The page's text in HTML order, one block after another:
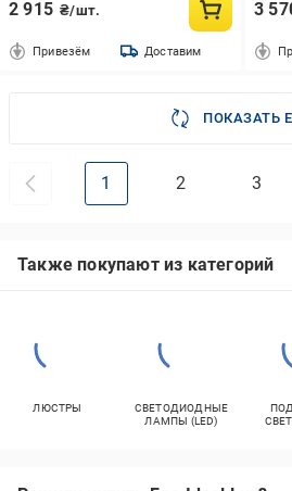
2 915 ₴/шт.
Привезём Доставим
3
ПОКАЗАТЬ
1 2 3
Также покупают из категорий
ЛЮСТРЫ
СВЕТОДИОДНЫЕ
ЛАМПЫ (LED)